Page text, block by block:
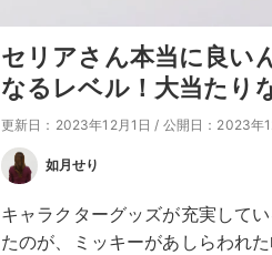
セリアさん本当に良い
なるレベル！大当たり
更新日：2023年12月1日 / 公開日：2023年
如月せり
キャラクターグッズが充実して
たのが、ミッキーがあしらわれ